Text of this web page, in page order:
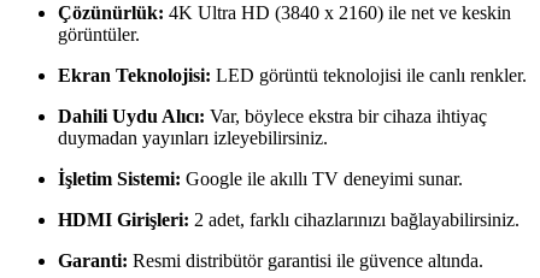
Çözünürlük: 4K Ultra HD (3840 x 2160) ile net ve keskin
görüntüler.
Ekran Teknolojisi: LED görüntü teknolojisi ile canlı renkler.
Dahili Uydu Alıcı: Var, böylece ekstra bir cihaza ihtiyaç
duymadan yayınları izleyebilirsiniz.
İşletim Sistemi: Google ile akıllı TV deneyimi sunar.
HDMI Girişleri: 2 adet, farklı cihazlarınızı bağlayabilirsiniz.
Garanti: Resmi distribütör garantisi ile güvence altında.